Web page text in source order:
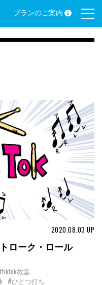
プランのご案内
2020.08.03 UP
ローク・ロール
教室
#ひとつ打ち